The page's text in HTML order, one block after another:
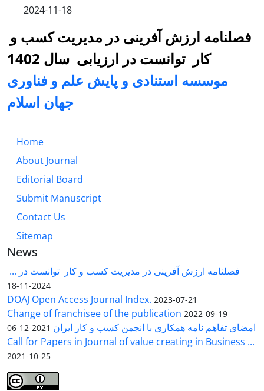
2024-11-18
فصلنامه ارزش آفرینی در مدیریت کسب و
کار توانست در ارزیابی سال 1402
موسسه استنادی و پایش علم و فناوری
Home
About Journal
Editorial Board
Submit Manuscript
Contact Us
Sitemap
News
فصلنامه ارزش آفرینی در مدیریت کسب و کار توانست در ...
2024-11-18
DOAJ Open Access Journal Index. 2023-07-21
Change of franchisee of the publication 2022-09-19
امضای تفاهم نامه همکاری با انجمن کسب و کار ایران 2021-12-06
Call for Papers in Journal of value creating in Business ...
2021-10-25